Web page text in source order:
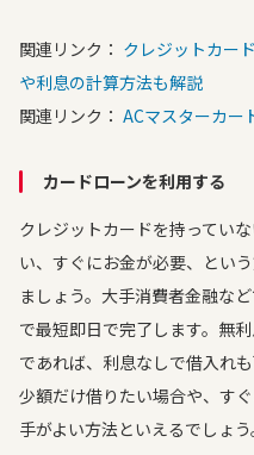
関連リンク： クレジットカー
や利息の計算方法も解説
関連リンク： ACマスターカー
カードローンを利用する
クレジットカードを持ってい
い、すぐにお金が必要、とい
ましょう。大手消費者金融な
で最短即日で完了します。無
であれば、利息なしで借入れ
少額だけ借りたい場合や、す
手がよい方法といえるでしょう